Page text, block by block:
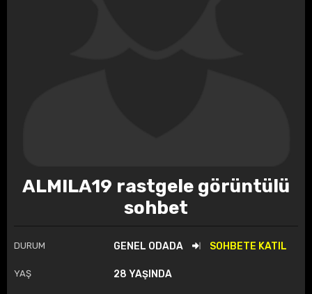
ALMILA19 rastgele görüntülü
sohbet
DURUM GENEL ODADA SOHBETE KATIL
YAŞ 28 YAŞINDA